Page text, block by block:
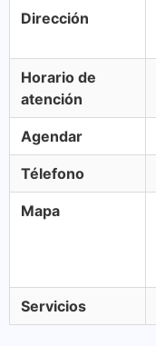
Dirección
Horario de
atención
Agendar
Télefono
Mapa
Servicios